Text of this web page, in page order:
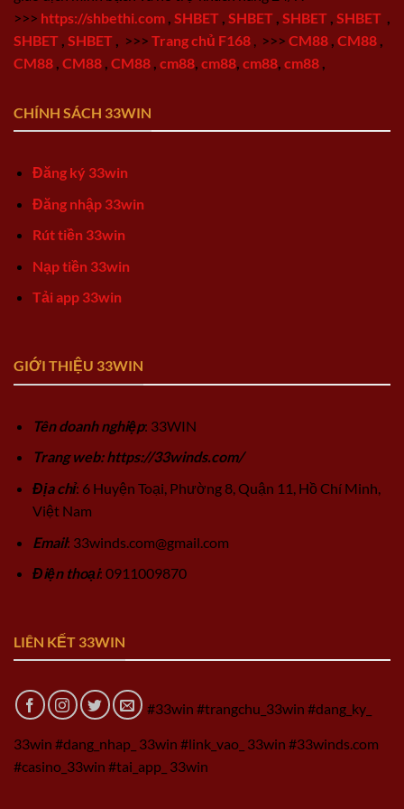
>>> https://shbethi.com SHBET SHBET SHBET SHBET
SHBET SHBET >>> Trang chủ F168 >>> CM88 CM88
CM88 CM88 CM88 cm88 cm88 cm88 cm88
CHÍNH SÁCH 33WIN
Đăng ký 33win
Đăng nhập 33win
Rút tiền 33win
Nạp tiền 33win
Tải app 33win
GIỚI THIỆU 33WIN
Tên doanh nghiệp: 33WIN
Trang web: https://33winds.com/
Địa chỉ: 6 Huyện Toại, Phường 8, Quận 11, Hồ Chí Minh,
Việt Nam
Email: 33winds.com@gmail.com
Điện thoại: 0911009870
LIÊN KẾT 33WIN
#33win #trangchu_33win #dang_ky_
33win #dang_nhap_ 33win #link_vao_ 33win #33winds.com
#casino_33win #tai_app_ 33win